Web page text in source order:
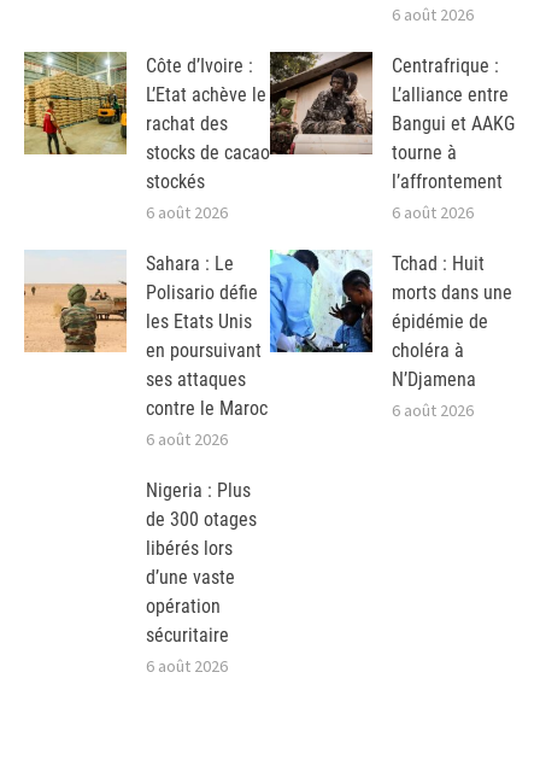
6 août 2026
Côte d’Ivoire :
L’Etat achève le
rachat des
stocks de cacao
stockés
6 août 2026
Centrafrique :
L’alliance entre
Bangui et AAKG
tourne à
l’affrontement
6 août 2026
Sahara : Le
Polisario défie
les Etats Unis
en poursuivant
ses attaques
contre le Maroc
6 août 2026
Tchad : Huit
morts dans une
épidémie de
choléra à
N’Djamena
6 août 2026
Nigeria : Plus
de 300 otages
libérés lors
d’une vaste
opération
sécuritaire
6 août 2026